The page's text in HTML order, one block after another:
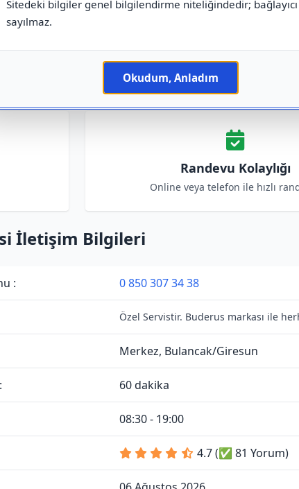
Sitedeki bilgiler genel bilgilendirme niteliğindedir;
sayılmaz.
Okudum, Anladım
Randevu Kolaylığı
Online veya telefon ile hızlı
İletişim Bilgileri
: 0 850 307 34 38
Özel Servistir. Buderus markası ile
Merkez, Bulancak/Giresun
60 dakika
08:30 - 19:00
4.7 (✅ 81 Yorum)